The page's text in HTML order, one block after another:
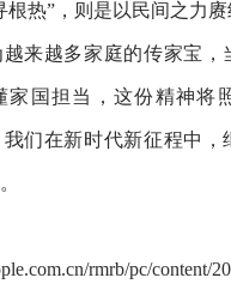
根热”，则是以民间之力
来越多家庭的传家宝，
家国担当，这份精神将
们在新时代新征程中，
rmrb/pc/content/